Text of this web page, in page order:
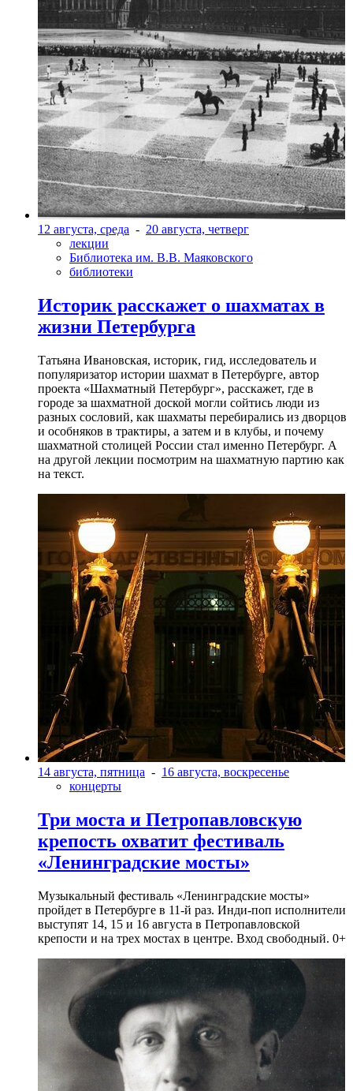
12 августа, среда - 20 августа, четверг
лекции
Библиотека им. В.В. Маяковского
библиотеки
Историк расскажет о шахматах в
жизни Петербурга
Татьяна Ивановская, историк, гид, исследователь и
популяризатор истории шахмат в Петербурге, автор
проекта «Шахматный Петербург», расскажет, где в
городе за шахматной доской могли сойтись люди из
разных сословий, как шахматы перебирались из дворцов
и особняков в трактиры, а затем и в клубы, и почему
шахматной столицей России стал именно Петербург. А
на другой лекции посмотрим на шахматную партию как
на текст.
14 августа, пятница - 16 августа, воскресенье
концерты
Три моста и Петропавловскую
крепость охватит фестиваль
«Ленинградские мосты»
Музыкальный фестиваль «Ленинградские мосты»
пройдет в Петербурге в 11-й раз. Инди-поп исполнители
выступят 14, 15 и 16 августа в Петропавловской
крепости и на трех мостах в центре. Вход свободный. 0+